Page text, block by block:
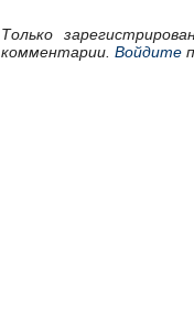
Только
комментарии. Войдите